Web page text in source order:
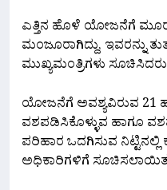
ಎತ್ತಿನ ಹೊಳೆ ಯೋಜನೆಗೆ ಮೂರು
ಮಂಜೂರಾಗಿದ್ದು, ಇವರನ್ನು
ಮುಖ್ಯಮಂತ್ರಿಗಳು
ಯೋಜನೆಗೆ ಅವಶ್ಯವಿರುವ 21
ವಶಪಡಿಸಿಕೊಳ್ಳುವ ಹಾಗೂ
ಪರಿಹಾರ ಒದಗಿಸುವ
ಅಧಿಕಾರಿಗಳಿಗೆ